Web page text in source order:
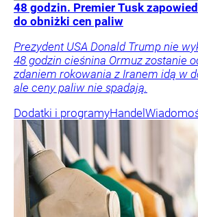
48 godzin. Premier Tusk
do obniżki cen paliw
Prezydent USA Donald Trump nie
48 godzin cieśnina Ormuz zostanie
zdaniem rokowania z Iranem idą w
ale ceny paliw nie spadają.
Dodatki i programyHandel